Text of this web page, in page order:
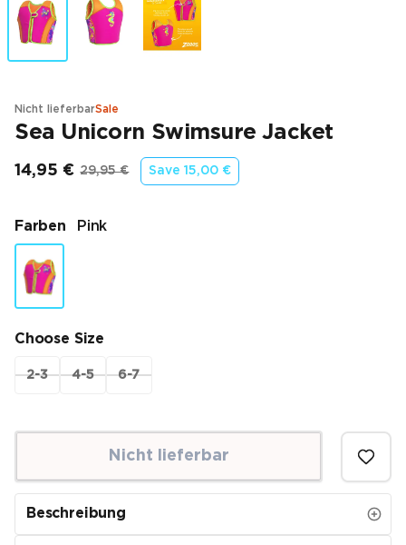
Nicht lieferbarSale
Sea Unicorn Swimsure Jacket
14,95 €
Endpreis
29,95 €
Ursprünglicher Preis
Save15,00 €
Farben Pink
Choose Size
2-3 4-5 6-7
Nicht lieferbar
Beschreibung